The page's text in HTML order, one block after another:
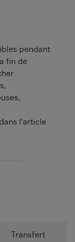
pendant
fin de
l'article
Transfert